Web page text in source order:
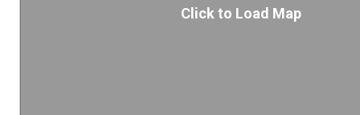
Click to Load Map